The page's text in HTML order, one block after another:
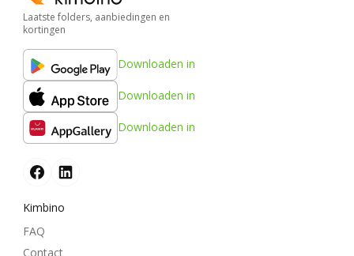
Laatste folders, aanbiedingen en
kortingen
Downloaden in
Downloaden in
Downloaden in
Kimbino
FAQ
Contact